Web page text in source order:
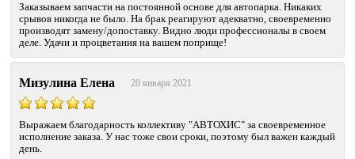
Заказываем запчасти на постоянной основе для автопарка. Никаких
срывов никогда не было. На брак реагируют адекватно, своевременно
производят замену/допоставку. Видно люди профессионалы в своем
деле. Удачи и процветания на вашем поприще!
Мизулина Елена 20 января 2021
Выражаем благодарность коллективу "АВТОХИС" за своевременное
исполнение заказа. У нас тоже свои сроки, поэтому был важен каждый
день.